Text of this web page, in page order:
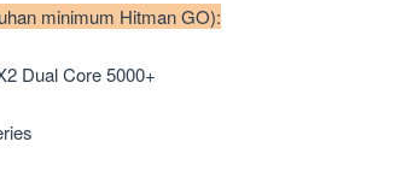
minimum Hitman GO):
X2 Dual Core 5000+